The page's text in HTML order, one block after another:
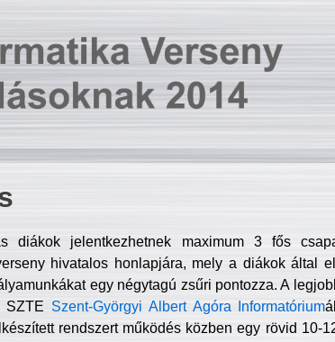
diákok jelentkezhetnek maximum 3 fős
hivatalos honlapjára, mely a diákok által
egy négytagú zsűri pontozza. A
SZTE Szent-Györgyi Albert Agóra Informatórium
rendszert működés közben egy rövid 10-